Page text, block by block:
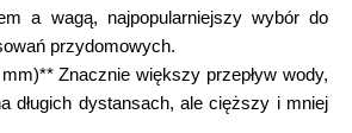
a wagą, najpopularniejszy wybór do
przydomowych.
Znacznie większy przepływ wody,
długich dystansach, ale cięższy i mniej